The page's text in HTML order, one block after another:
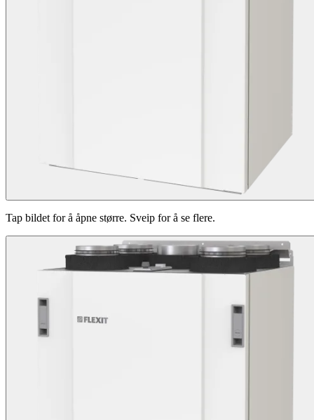
Tap bildet for å åpne større. Sveip for å se flere.